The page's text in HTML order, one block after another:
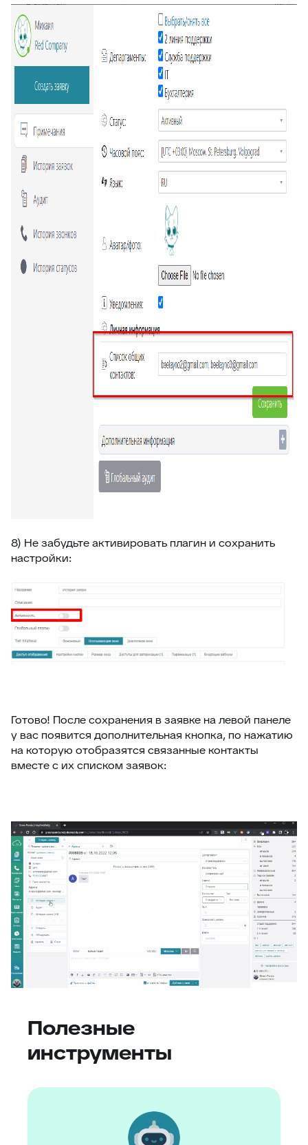
8) Не забудьте активировать плагин и сохранить
настройки:
Готово! После сохранения в заявке на левой панеле
у вас появится дополнительная кнопка, по нажатию
на которую отобразятся связанные контакты
вместе с их списком заявок:
Полезные
инструменты